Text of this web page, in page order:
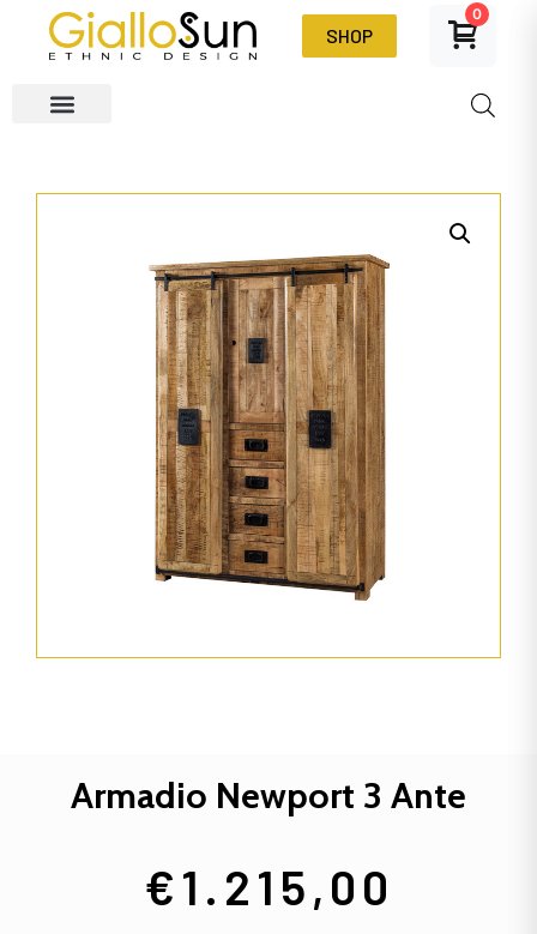
SHOP
0
Armadio Newport 3 Ante
€1.215,00